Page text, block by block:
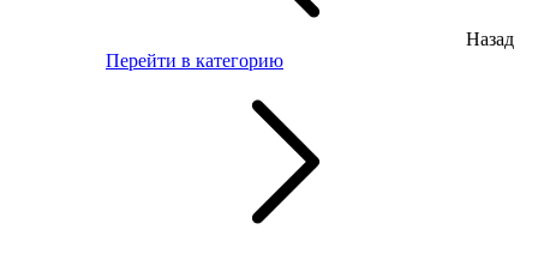
Назад
Перейти в категорию